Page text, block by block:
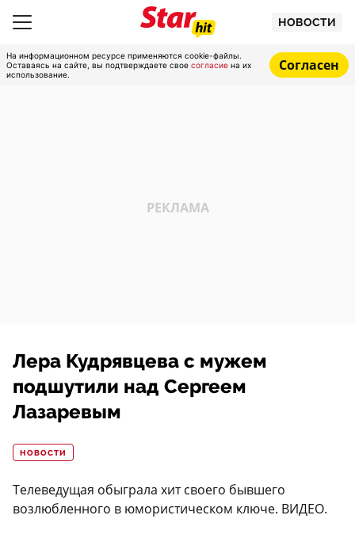
НОВОСТИ
На информационном ресурсе применяются cookie-файлы.
Оставаясь на сайте, вы подтверждаете свое согласие на их
использование.
Согласен
Лера Кудрявцева с мужем
подшутили над Сергеем
Лазаревым
НОВОСТИ
Телеведущая обыграла хит своего бывшего
возлюбленного в юмористическом ключе. ВИДЕО.